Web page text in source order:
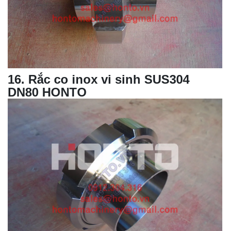
16. Rắc co inox vi sinh SUS304
DN80 HONTO